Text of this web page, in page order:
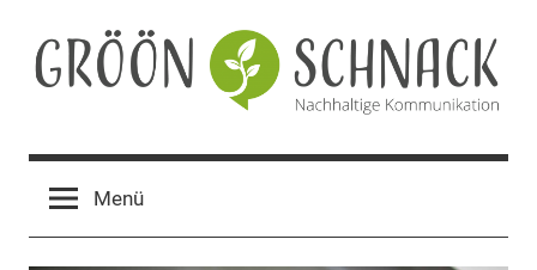
Inhalt
springen
Gröön
Schnack
Menü